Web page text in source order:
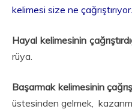
kelimesi size ne çağrıştırıyor.
Hayal kelimesinin
rüya.
Başarmak kelimesinin
üstesinden gelmek,